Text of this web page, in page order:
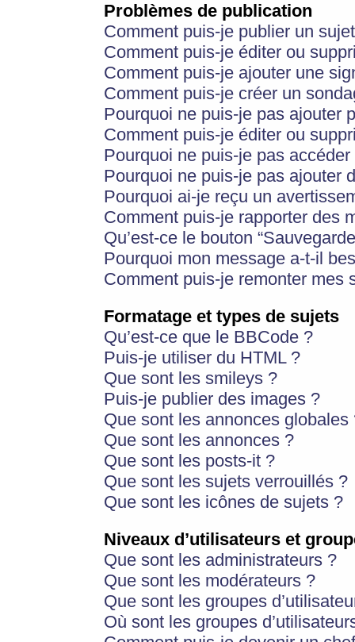
Problèmes de publication
Comment puis-je publier un
Comment puis-je éditer ou
Comment puis-je ajouter une
Comment puis-je créer un
Pourquoi ne puis-je pas ajouter
Comment puis-je éditer ou
Pourquoi ne puis-je pas
Pourquoi ne puis-je pas ajouter
Pourquoi ai-je reçu un
Comment puis-je rapporter des
Qu’est-ce le bouton
Pourquoi mon message a-t-il
Comment puis-je remonter mes
Formatage et types de sujets
Qu’est-ce que le BBCode ?
Puis-je utiliser du HTML ?
Que sont les smileys ?
Puis-je publier des images ?
Que sont les annonces globales
Que sont les annonces ?
Que sont les posts-it ?
Que sont les sujets verrouillés ?
Que sont les icônes de sujets ?
Niveaux d’utilisateurs et
Que sont les administrateurs ?
Que sont les modérateurs ?
Que sont les groupes
Où sont les groupes